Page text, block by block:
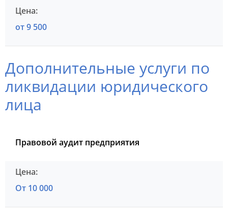
от 9 500
Дополнительные услуги по
ликвидации юридического
лица
Правовой аудит предприятия
От 10 000